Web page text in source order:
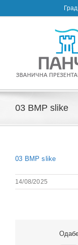
to
03 BMP slike
03 BMP slike
14/08/2025